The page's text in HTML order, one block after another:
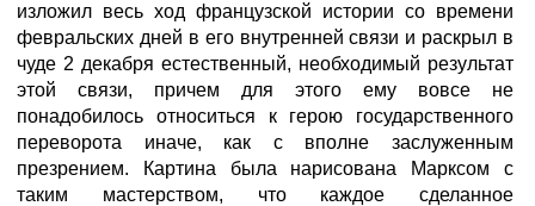
изложил весь ход французской истории со времени
февральских дней в его внутренней связи и раскрыл в
чуде 2 декабря естественный, необходимый результат
этой связи, причем для этого ему вовсе не
понадобилось относиться к герою государственного
переворота иначе, как с вполне заслуженным
презрением. Картина была нарисована Марксом с
таким мастерством, что каждое сделанное